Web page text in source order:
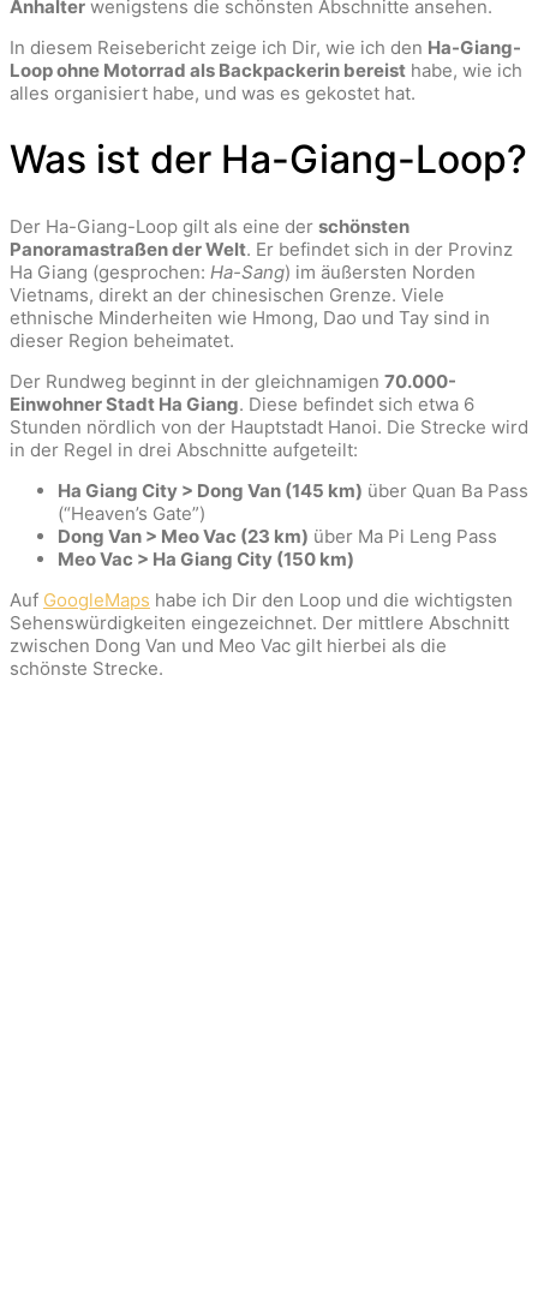
Anhalter wenigstens die schönsten Abschnitte ansehen.
In diesem Reisebericht zeige ich Dir, wie ich den Ha-Giang-
Loop ohne Motorrad als Backpackerin bereist habe, wie ich
alles organisiert habe, und was es gekostet hat.
Was ist der Ha-Giang-Loop?
Der Ha-Giang-Loop gilt als eine der schönsten
Panoramastraßen der Welt. Er befindet sich in der Provinz
Ha Giang (gesprochen: Ha-Sang) im äußersten Norden
Vietnams, direkt an der chinesischen Grenze. Viele
ethnische Minderheiten wie Hmong, Dao und Tay sind in
dieser Region beheimatet.
Der Rundweg beginnt in der gleichnamigen 70.000-
Einwohner Stadt Ha Giang. Diese befindet sich etwa 6
Stunden nördlich von der Hauptstadt Hanoi. Die Strecke wird
in der Regel in drei Abschnitte aufgeteilt:
Ha Giang City > Dong Van (145 km) über Quan Ba Pass
(“Heaven’s Gate”)
Dong Van > Meo Vac (23 km) über Ma Pi Leng Pass
Meo Vac > Ha Giang City (150 km)
Auf GoogleMaps habe ich Dir den Loop und die wichtigsten
Sehenswürdigkeiten eingezeichnet. Der mittlere Abschnitt
zwischen Dong Van und Meo Vac gilt hierbei als die
schönste Strecke.